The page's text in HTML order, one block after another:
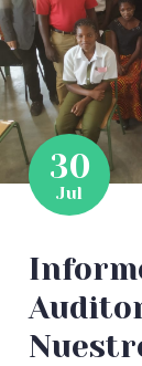
30
Jul